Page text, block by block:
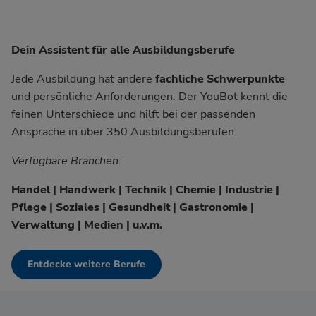
Dein Assistent für alle Ausbildungsberufe
Jede Ausbildung hat andere fachliche Schwerpunkte
und persönliche Anforderungen. Der YouBot kennt die
feinen Unterschiede und hilft bei der passenden
Ansprache in über 350 Ausbildungsberufen.
Verfügbare Branchen:
Handel | Handwerk | Technik | Chemie | Industrie |
Pflege | Soziales | Gesundheit | Gastronomie |
Verwaltung | Medien | u.v.m.
Entdecke weitere Berufe